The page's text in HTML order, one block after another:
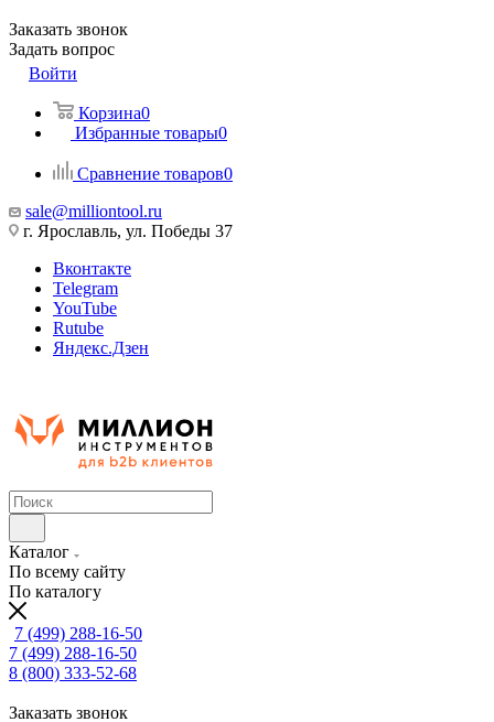
Заказать звонок
Задать вопрос
Войти
Корзина0
Избранные товары0
Сравнение товаров0
sale@milliontool.ru
г. Ярославль, ул. Победы 37
Вконтакте
Telegram
YouTube
Rutube
Яндекс.Дзен
Каталог
По всему сайту
По каталогу
7 (499) 288-16-50
7 (499) 288-16-50
8 (800) 333-52-68
Заказать звонок